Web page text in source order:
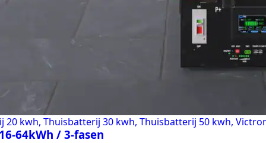
20 kwh, Thuisbatterij 30 kwh, Thuisbatterij 50 kwh,
64kWh / 3-fasen